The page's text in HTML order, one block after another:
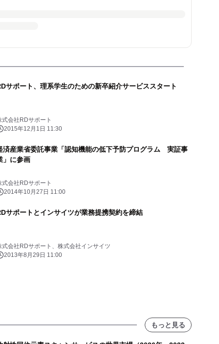
サポート、理系学生のための新卒紹介サービススタート
式会社RDサポート
2015年12月1日 11:30
済産業省委託事業「認知機能の低下予防プログラム 実証事
」に参画
式会社RDサポート
2014年10月27日 11:00
サポートとインサイツが業務提携契約を締結
式会社RDサポート、株式会社インサイツ
2013年8月29日 11:00
もっと見る